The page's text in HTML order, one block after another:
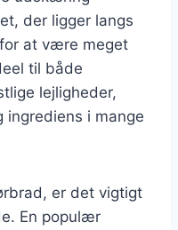
der ligger langs
at være meget
til både
lejligheder,
ingrediens i mange
er det vigtigt
En populær